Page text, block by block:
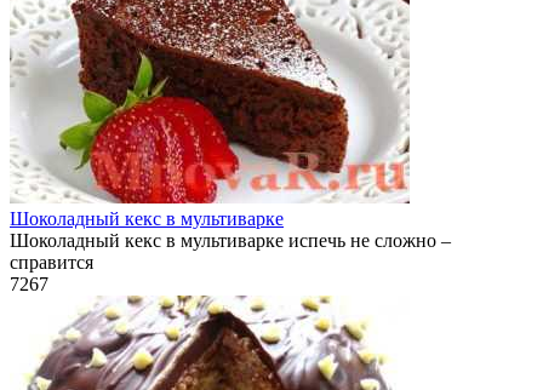
Шоколадный кекс в мультиварке
Шоколадный кекс в мультиварке испечь не сложно –
справится
7267